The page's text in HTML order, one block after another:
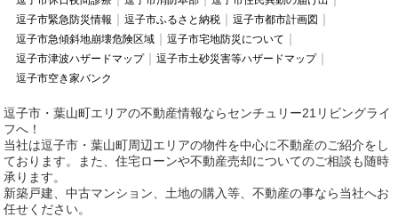
逗子市緊急防災情報
逗子市ふるさと納税
逗子市都市計画図
逗子市急傾斜地崩壊危険区域
逗子市宅地防災について
逗子市津波ハザードマップ
逗子市土砂災害等ハザードマップ
逗子市空き家バンク
逗子市・葉山町エリアの不動産情報ならセンチュリー21リビングライ
フへ！
当社は逗子市・葉山町周辺エリアの物件を中心に不動産のご紹介をし
ております。また、住宅ローンや不動産売却についてのご相談も随時
承ります。
新築戸建、中古マンション、土地の購入等、不動産の事なら当社へお
任せください。